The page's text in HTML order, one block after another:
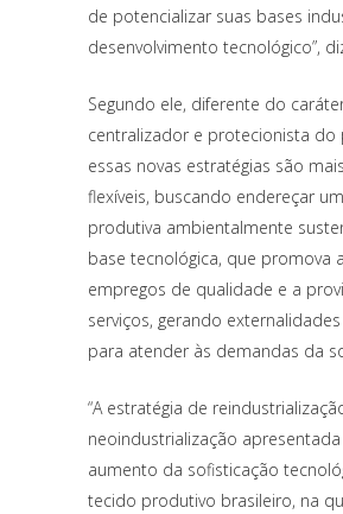
de potencializar suas bases
desenvolvimento tecnológico”,
Segundo ele, diferente do
centralizador e protecionista do
essas novas estratégias são
flexíveis, buscando endereçar
produtiva ambientalmente
base tecnológica, que promova
empregos de qualidade e a
serviços, gerando
para atender às demandas da
“A estratégia de
neoindustrialização
aumento da sofisticação
tecido produtivo brasileiro, na